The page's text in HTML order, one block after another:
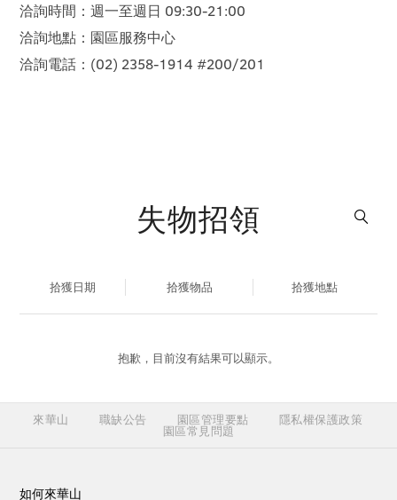
洽詢時間：週一至週日 09:30-21:00
洽詢地點：園區服務中心
洽詢電話：(02) 2358-1914 #200/201
失物招領
拾獲日期 拾獲物品 拾獲地點
抱歉，目前沒有結果可以顯示。
來華山 職缺公告 園區管理要點 隱私權保護政策
園區常見問題
如何來華山